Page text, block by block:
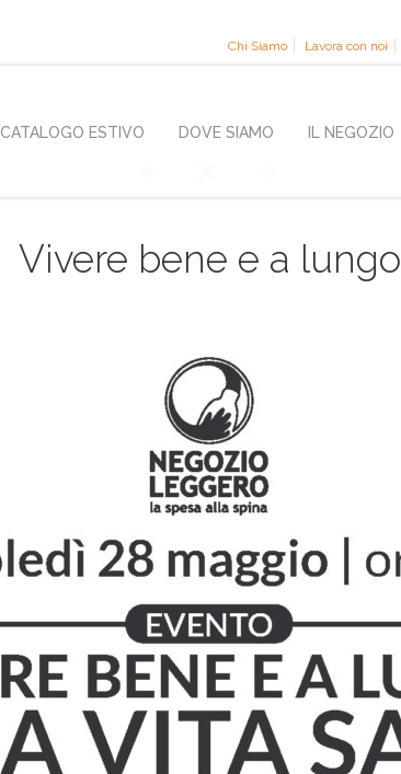
Chi Siamo Lavora con noi
CATALOGO ESTIVO DOVE SIAMO IL NEGOZIO
Vivere bene e a lungo